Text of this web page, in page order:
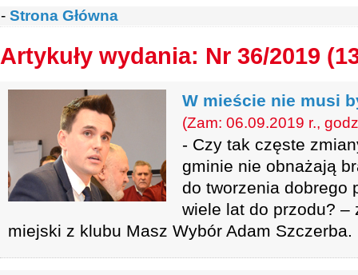
- Strona Główna
Artykuły wydania: Nr 36/2019
W mieście nie musi
(Zam: 06.09.2019 r.,
- Czy tak częste
gminie nie obnażają
do tworzenia dobrego
wiele lat do przodu? –
miejski z klubu Masz Wybór Adam Szczerba.